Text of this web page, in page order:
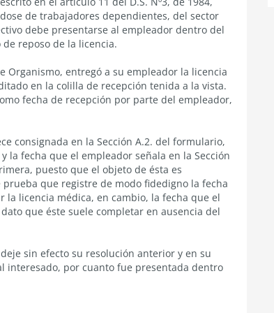
de trabajadores dependientes, del sector
debe presentarse al empleador dentro del
reposo de la licencia.
Organismo, entregó a su empleador la licencia
en la colilla de recepción tenida a la vista.
fecha de recepción por parte del empleador,
consignada en la Sección A.2. del formulario,
fecha que el empleador señala en la Sección
puesto que el objeto de ésta es
que registre de modo fidedigno la fecha
licencia médica, en cambio, la fecha que el
que éste suele completar en ausencia del
sin efecto su resolución anterior y en su
interesado, por cuanto fue presentada dentro